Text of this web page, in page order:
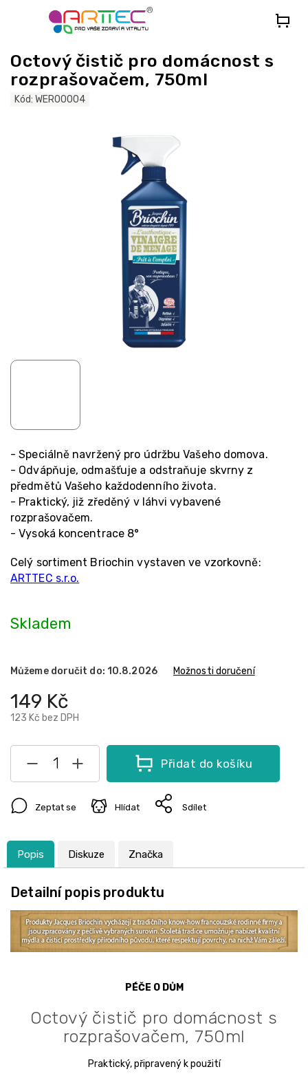
Octový čistič pro domácnost s
rozprašovačem, 750ml
Kód: WER00004
149 Kč
123 Kč bez DPH
Skladem
Můžeme doručit do: 10.8.2026 Možnosti doručení
Přidat do košíku
- Speciálně navržený pro údržbu Vašeho domova.
- Odvápňuje, odmašťuje a odstraňuje skvrny z
předmětů Vašeho každodenního života.
- Praktický, již zředěný v láhvi vybavené
rozprašovačem.
- Vysoká koncentrace 8°
Celý sortiment Briochin vystaven ve vzorkovně:
ARTTEC s.r.o.
Zeptat se Hlídat Sdílet
Popis Diskuze Značka
Detailní popis produktu
PÉČE O DŮM
Octový čistič pro domácnost s
rozprašovačem, 750ml
Praktický, připravený k použití